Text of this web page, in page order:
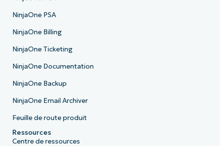
NinjaOne PSA
NinjaOne Billing
NinjaOne Ticketing
NinjaOne Documentation
NinjaOne Backup
NinjaOne Email Archiver
Feuille de route produit
Ressources
Centre de ressources